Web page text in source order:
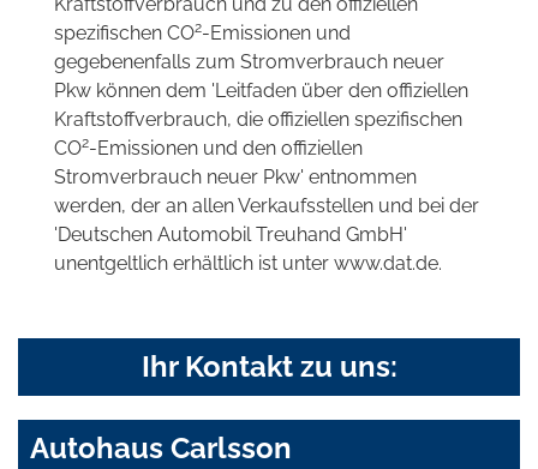
spezifischen CO2-Emissionen und
gegebenenfalls zum Stromverbrauch neuer
Pkw können dem 'Leitfaden über den offiziellen
Kraftstoffverbrauch, die offiziellen spezifischen
CO2-Emissionen und den offiziellen
Stromverbrauch neuer Pkw' entnommen
werden, der an allen Verkaufsstellen und bei der
'Deutschen Automobil Treuhand GmbH'
unentgeltlich erhältlich ist unter www.dat.de.
Ihr Kontakt zu uns:
Autohaus Carlsson